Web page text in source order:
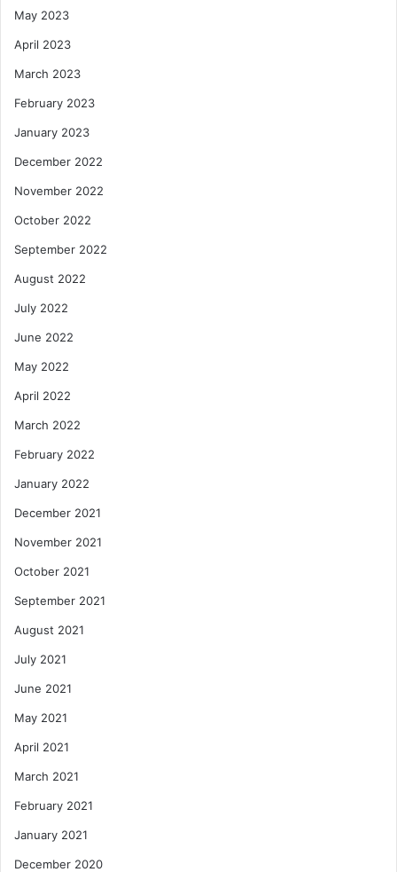
May 2023
April 2023
March 2023
February 2023
January 2023
December 2022
November 2022
October 2022
September 2022
August 2022
July 2022
June 2022
May 2022
April 2022
March 2022
February 2022
January 2022
December 2021
November 2021
October 2021
September 2021
August 2021
July 2021
June 2021
May 2021
April 2021
March 2021
February 2021
January 2021
December 2020